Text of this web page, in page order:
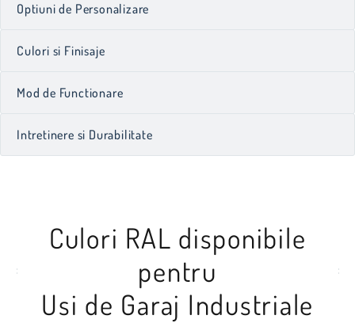
Optiuni de Personalizare
Culori si Finisaje
Mod de Functionare
Intretinere si Durabilitate
Culori RAL disponibile
pentru
Usi de Garaj Industriale